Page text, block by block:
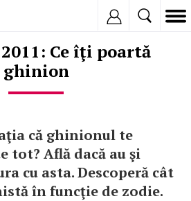
Ce îţi poartă
ghinion
că ghinionul te
tot? Află dacă au şi
cu asta. Descoperă cât
în funcţie de zodie.